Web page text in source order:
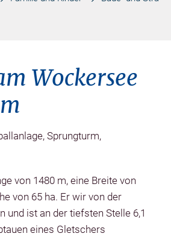
Wockersee
Sprungturm,
von 1480 m, eine Breite von
von 65 ha. Er wir von der
und ist an der tiefsten Stelle 6,1
eines Gletschers